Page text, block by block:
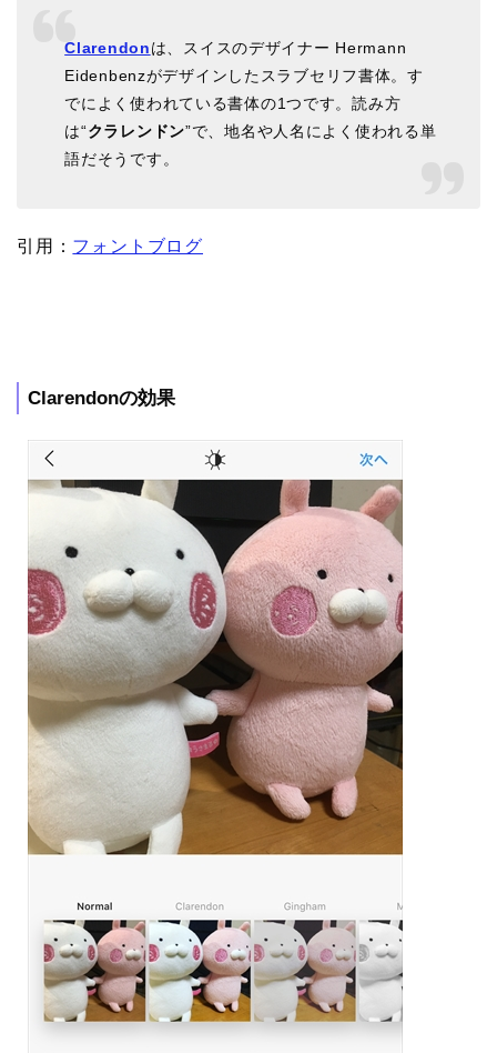
Clarendonは、スイスのデザイナー Hermann
Eidenbenzがデザインしたスラブセリフ書体。す
でによく使われている書体の1つです。読み方
は“クラレンドン”で、地名や人名によく使われる単
語だそうです。
引用： フォントブログ
Clarendonの効果